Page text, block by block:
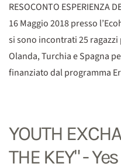
RESOCONTO ESPERIENZA
16 Maggio 2018 presso
si sono incontrati 25
Olanda, Turchia e Spagna
finanziato dal programma
YOUTH
THE KEY" -